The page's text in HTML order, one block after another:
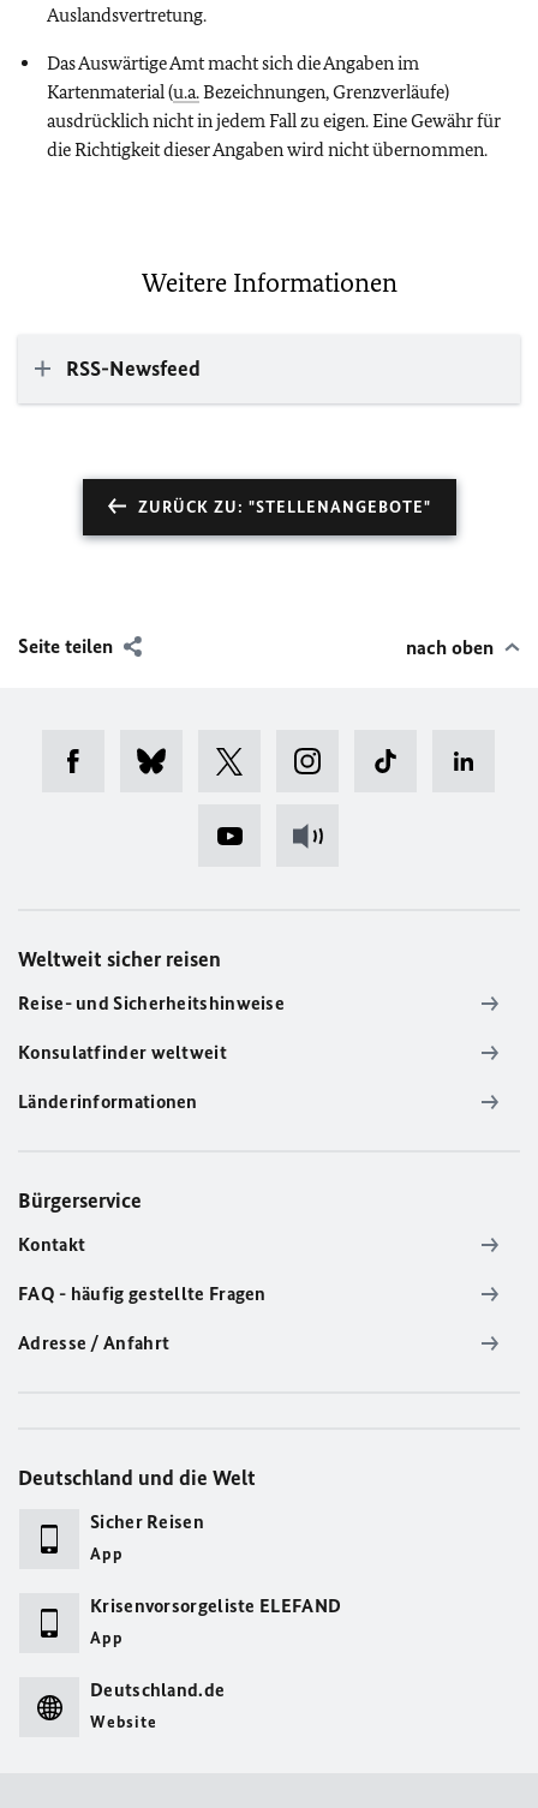
Auslandsvertretung.
Das Auswärtige Amt macht sich die Angaben im
Kartenmaterial (u.a.Bezeichnungen, Grenzverläufe)
ausdrücklich nicht in jedem Fall zu eigen. Eine Gewähr für
die Richtigkeit dieser Angaben wird nicht übernommen.
Weitere Informationen
RSS-Newsfeed
ZURÜCK ZU: "STELLENANGEBOTE"
Seite teilen nach oben
Weltweit sicher reisen
Reise- und Sicherheitshinweise
Konsulatfinder weltweit
Länderinformationen
Bürgerservice
Kontakt
FAQ - häufig gestellte Fragen
Adresse / Anfahrt
Deutschland und die Welt
Sicher Reisen
App
Krisenvorsorgeliste ELEFAND
App
Deutschland.de
Website